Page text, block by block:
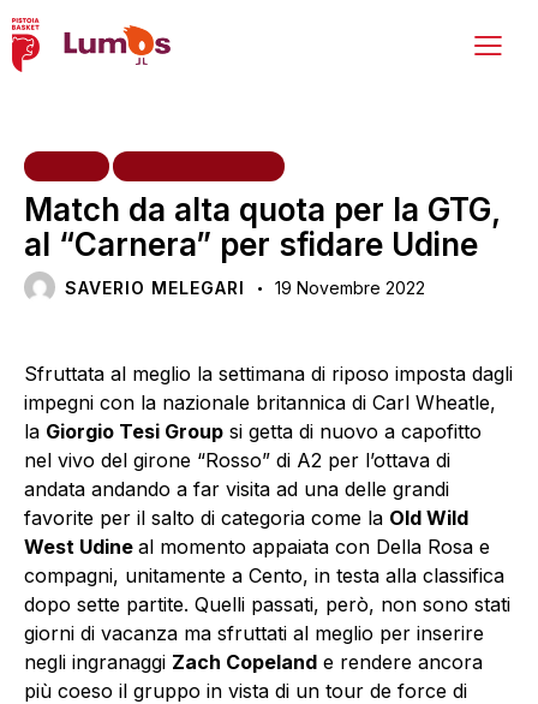
Match da alta quota per la GTG,
al “Carnera” per sfidare Udine
SAVERIO MELEGARI 19 Novembre 2022
Sfruttata al meglio la settimana di riposo imposta dagli
impegni con la nazionale britannica di Carl Wheatle,
la Giorgio Tesi Group si getta di nuovo a capofitto
nel vivo del girone “Rosso” di A2 per l’ottava di
andata andando a far visita ad una delle grandi
favorite per il salto di categoria come la Old Wild
West Udine al momento appaiata con Della Rosa e
compagni, unitamente a Cento, in testa alla classifica
dopo sette partite. Quelli passati, però, non sono stati
giorni di vacanza ma sfruttati al meglio per inserire
negli ingranaggi Zach Copeland e rendere ancora
più coeso il gruppo in vista di un tour de force di